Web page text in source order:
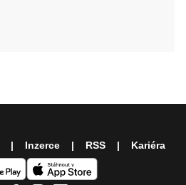
Inzerce RSS Kariéra